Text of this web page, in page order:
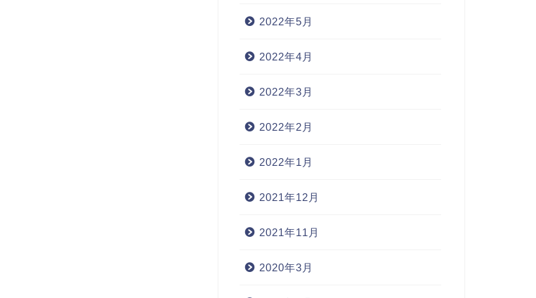
2022年5月
2022年4月
2022年3月
2022年2月
2022年1月
2021年12月
2021年11月
2020年3月